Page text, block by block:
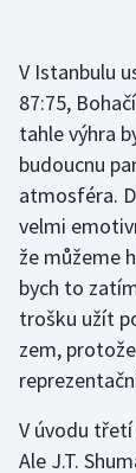
Motorsport
Parasport
Plavání
Plážový
Ragby
V Istanbulu
87:75,
tahle výhra
budoucnu
atmosféra.
velmi
že můžeme
bych to
trošku užít
zem,
V úvodu
Ale J.T.